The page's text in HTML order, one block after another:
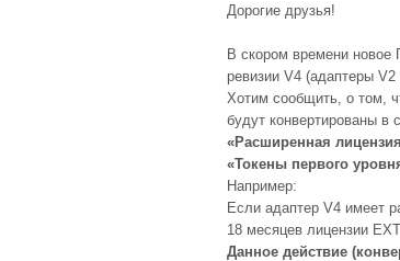
Дорогие друзья!
В скором времени новое
ревизии V4 (адаптеры
Хотим сообщить, о том,
будут конвертированы
«Расширенная
«Токены первого
Например:
Если адаптер V4 имеет
18 месяцев лицензии
Данное действие